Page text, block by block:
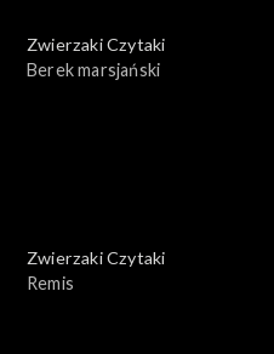
Zwierzaki Czytaki
Berek marsjański
Zwierzaki Czytaki
Remis